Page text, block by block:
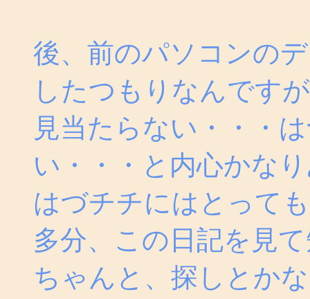
後、前のパソコンの
したつもりなんです
見当たらない・・・
い・・・と内心かな
はづチチにはとって
多分、この日記を見
ちゃんと、探しとか